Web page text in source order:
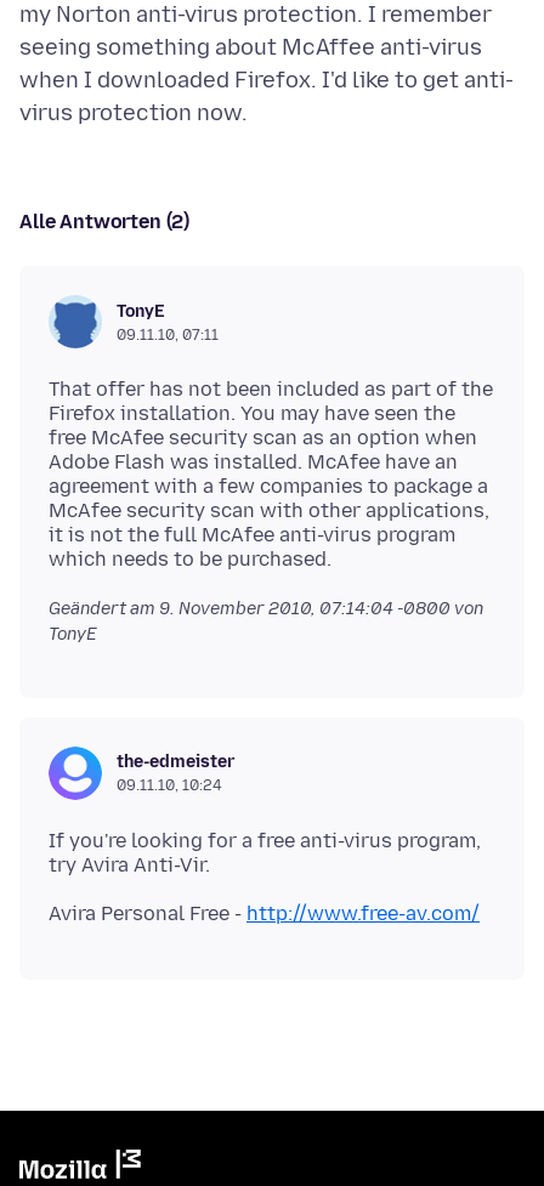
my Norton anti-virus protection. I remember
seeing something about McAffee anti-virus
when I downloaded Firefox. I'd like to get anti-
Alle Antworten (2)
TonyE
09.11.10, 07:11
That offer has not been included as part of the
Firefox installation. You may have seen the
free McAfee security scan as an option when
Adobe Flash was installed. McAfee have an
agreement with a few companies to package a
McAfee security scan with other applications,
it is not the full McAfee anti-virus program
Geändert am 9. November 2010, 07:14:04 -0800 von
TonyE
the-edmeister
09.11.10, 10:24
If you're looking for a free anti-virus program,
Avira Personal Free - http://www.free-av.com/